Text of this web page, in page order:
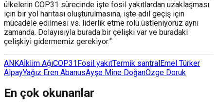
ülkelerin COP31 sürecinde işte fosil yakıtlardan uzaklaşması
için bir yol haritası oluşturulmasına, işte adil geçiş için
mücadele edilmesi vs. liderlik etme rolü üstleniyoruz aynı
zamanda. Dolayısıyla burada bir çelişki var ve buradaki
çelişkiyi gidermemiz gerekiyor.”
ANKAİklim AğıCOP31Fosil yakıtTermik santralEmel Türker
AlpayYağız Eren AbanusAyşe Mine DoğanÖzge Doruk
En çok okunanlar